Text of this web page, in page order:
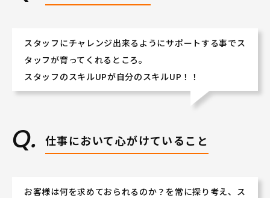
スタッフにチャレンジ出来るようにサポートする事でス
タッフが育ってくれるところ。
スタッフのスキルUPが自分のスキルUP！！
仕事において心がけていること
お客様は何を求めておられるのか？を常に探り考え、ス